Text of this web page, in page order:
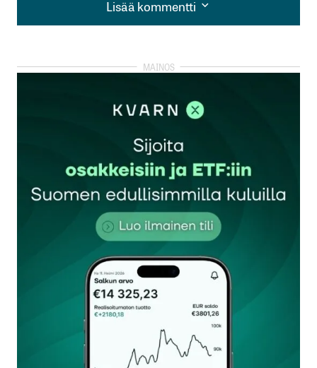
Lisää kommentti
Lisää kommentti
kirjautua
rekisteröityä
Sähköpostiosoitettasi ei julkaista.Pakolliset
kentät on merkitty*
Kommentti*
Nimesi tai nimimerkkisi